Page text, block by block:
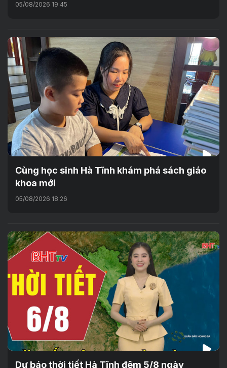
05/08/2026 19:45
Cùng học sinh Hà Tĩnh khám phá sách giáo
khoa mới
05/08/2026 18:26
Dự báo thời tiết Hà Tĩnh đêm 5/8 ngày